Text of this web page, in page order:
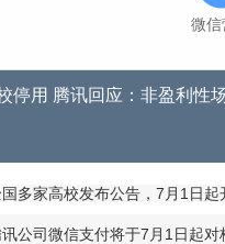
微信
停用 腾讯回应：非盈利性
家高校发布公告，7月1日
司微信支付将于7月1日起对